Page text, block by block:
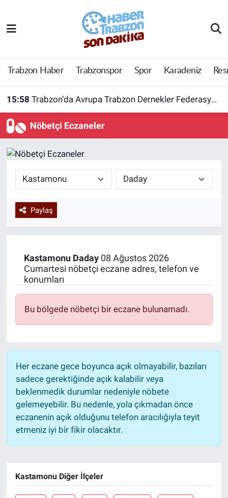
Trabzon Haber Trabzonspor Spor Karadeniz
15:58 Trabzon’da Avrupa Trabzon Dernekler Federasyonu açıldı
Nöbetçi Eczaneler
Paylaş
Kastamonu Daday08 Ağustos 2026
Cumartesi nöbetçi eczane adres, telefon ve
konumları
Bu bölgede nöbetçi bir eczane bulunamadı.
Her eczane gece boyunca açık olmayabilir, bazıları
sadece gerektiğinde açık kalabilir veya
beklenmedik durumlar nedeniyle nöbete
gelemeyebilir. Bu nedenle, yola çıkmadan önce
eczanenin açık olduğunu telefon aracılığıyla teyit
etmeniz iyi bir fikir olacaktır.
Kastamonu Diğer İlçeler
Trabzon Haber
Trabzonspor
Yazarlar
Trabzon Nöbetçi Eczaneler
Trabzon Hava Durumu
Tüm Manşetler
Haber Arşivi